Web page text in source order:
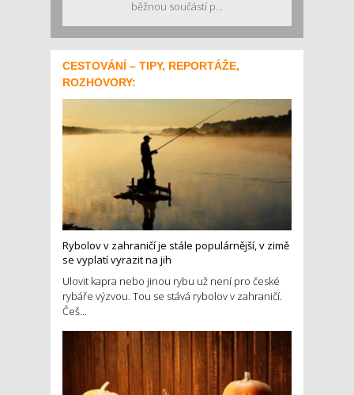
běžnou součástí p...
CESTOVÁNÍ – TIPY, REPORTÁŽE,
ROZHOVORY:
Rybolov v zahraničí je stále populárnější, v zimě
se vyplatí vyrazit na jih
Ulovit kapra nebo jinou rybu už není pro české
rybáře výzvou. Tou se stává rybolov v zahraničí.
Češ...